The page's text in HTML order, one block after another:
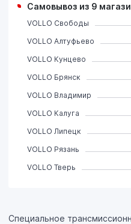
Специальное
Самовывоз из 9
VOLLO Свободы
VOLLO Алтуфьево
VOLLO Кунцево
VOLLO Брянск
VOLLO Владимир
VOLLO Калуга
VOLLO Липецк
VOLLO Рязань
VOLLO Тверь